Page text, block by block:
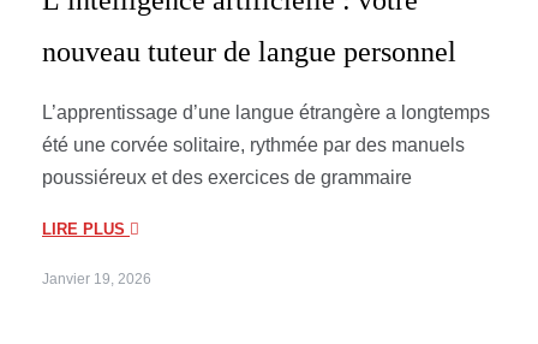
nouveau tuteur de langue personnel
L’apprentissage d’une langue étrangère a longtemps
été une corvée solitaire, rythmée par des manuels
poussiéreux et des exercices de grammaire
LIRE PLUS
Janvier 19, 2026